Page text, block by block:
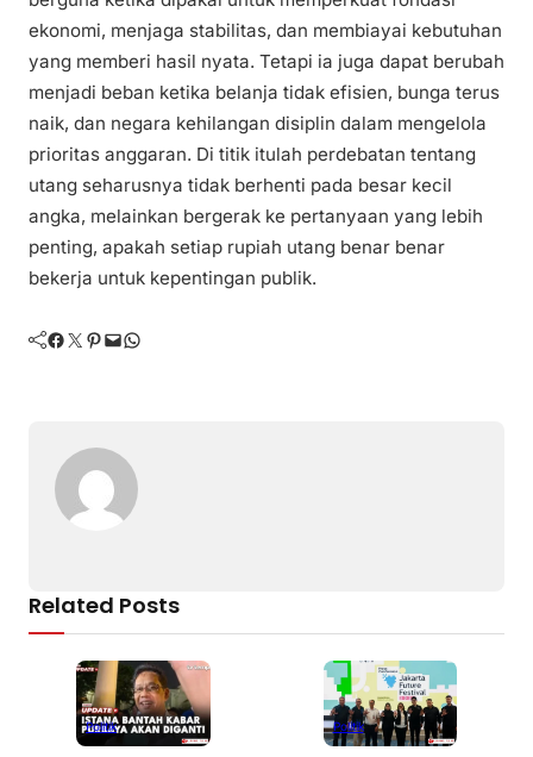
ekonomi, menjaga stabilitas, dan membiayai kebutuhan
yang memberi hasil nyata. Tetapi ia juga dapat berubah
menjadi beban ketika belanja tidak efisien, bunga terus
naik, dan negara kehilangan disiplin dalam mengelola
prioritas anggaran. Di titik itulah perdebatan tentang
utang seharusnya tidak berhenti pada besar kecil
angka, melainkan bergerak ke pertanyaan yang lebih
penting, apakah setiap rupiah utang benar benar
bekerja untuk kepentingan publik.
Facebook Twitter Pinterest Mail WhatsApp
Related Posts
Politik Politik